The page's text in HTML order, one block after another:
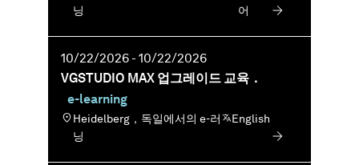
닝
어
10/22/2026 - 10/22/2026
VGSTUDIO MAX 업그레이드 교육．
e-learning
Heidelberg，독일에서의 e-러
닝
English